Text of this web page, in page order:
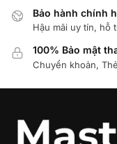
Bảo hành chính
Hậu mãi uy tín, hỗ
100% Bảo mật
Chuyển khoản,